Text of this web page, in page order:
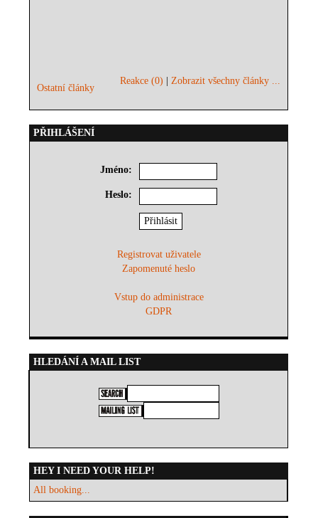
Ostatní články
Reakce (0) |Zobrazit všechny články ...
PŘIHLÁŠENÍ
Jméno:
Heslo:
Registrovat uživatele
Zapomenuté heslo
Vstup do administrace
GDPR
HLEDÁNÍ A MAIL LIST
HEY I NEED YOUR HELP!
All booking...